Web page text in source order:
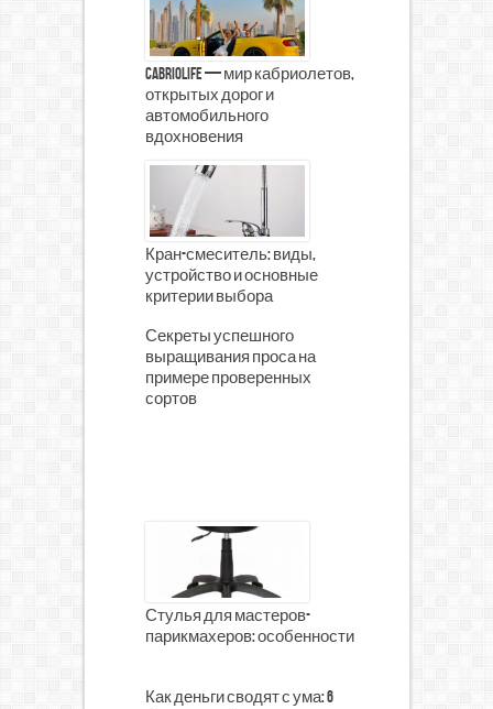
CabrioLife — мир кабриолетов,
открытых дорог и
автомобильного
вдохновения
Кран-смеситель: виды,
устройство и основные
критерии выбора
Секреты успешного
выращивания проса на
примере проверенных
сортов
Стулья для мастеров-
парикмахеров: особенности
Как деньги сводят с ума: 6